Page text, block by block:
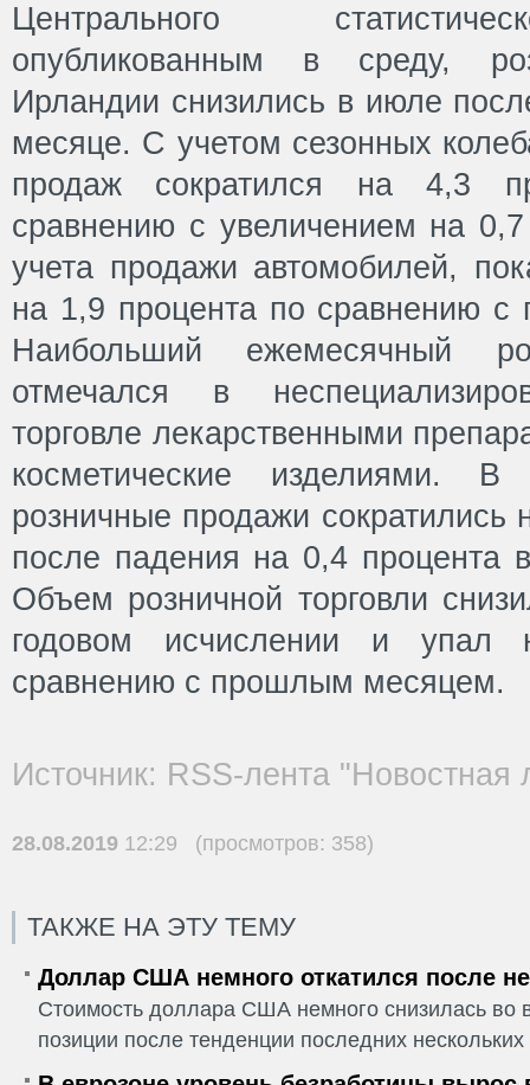
Центрального
опубликованным в среду,
Ирландии снизились в июле
месяце. С учетом сезонных
продаж сократился на 4,3
сравнению с увеличением на
учета продажи автомобилей,
на 1,9 процента по сравнению
Наибольший ежемесячный
отмечался в
торговле лекарственными
косметические изделиями. В
розничные продажи сократились
после падения на 0,4 процента
Объем розничной торговли
годовом исчислении и
сравнению с прошлым месяцем.
Источник: RSS-лента "Новостная
28.08.2019 12:29 (просмотров: 358)
ТАКЖЕ НА ЭТУ ТЕМУ
Доллар США немного откатился после
Стоимость доллара США немного снизилась во
позиции после тенденции последних